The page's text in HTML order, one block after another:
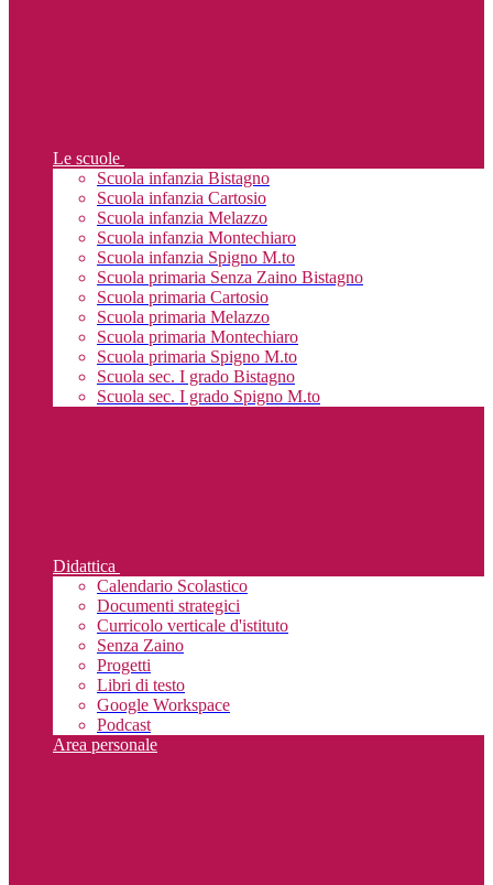
Le scuole
Scuola infanzia Bistagno
Scuola infanzia Cartosio
Scuola infanzia Melazzo
Scuola infanzia Montechiaro
Scuola infanzia Spigno M.to
Scuola primaria Senza Zaino Bistagno
Scuola primaria Cartosio
Scuola primaria Melazzo
Scuola primaria Montechiaro
Scuola primaria Spigno M.to
Scuola sec. I grado Bistagno
Scuola sec. I grado Spigno M.to
Didattica
Calendario Scolastico
Documenti strategici
Curricolo verticale d'istituto
Senza Zaino
Progetti
Libri di testo
Google Workspace
Podcast
Area personale